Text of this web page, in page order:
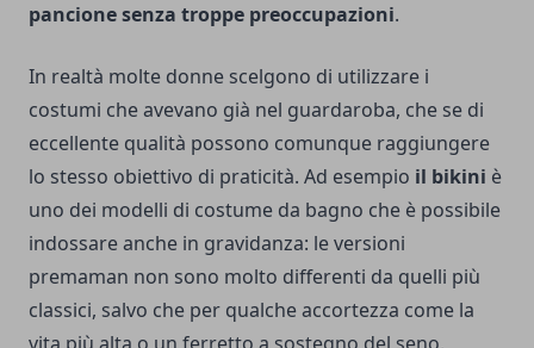
pancione senza troppe preoccupazioni.
In realtà molte donne scelgono di utilizzare i
costumi che avevano già nel guardaroba, che se di
eccellente qualità possono comunque raggiungere
lo stesso obiettivo di praticità. Ad esempio il bikini è
uno dei modelli di costume da bagno che è possibile
indossare anche in gravidanza: le versioni
premaman non sono molto differenti da quelli più
classici, salvo che per qualche accortezza come la